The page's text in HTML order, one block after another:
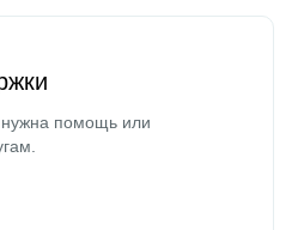
помощь или